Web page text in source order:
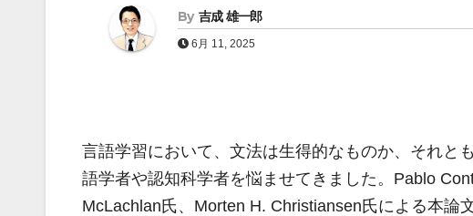
By 吉成 雄一郎
6月 11, 2025
言語学習において、文法は生得的なものか、それと
語学者や認知科学者を悩ませてきました。Pablo
McLachlan氏、Morten H. Christiansen氏による本論